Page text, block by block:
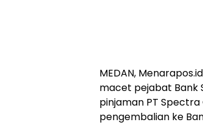
MEDAN,
macet pejabat Bank
pinjaman PT Spectra
pengembalian ke